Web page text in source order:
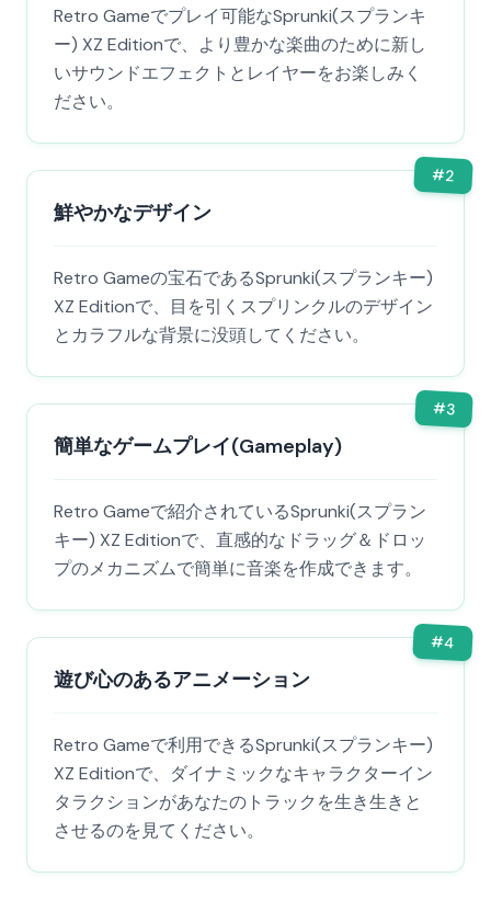
Retro Gameでプレイ可能なSprunki(スプランキ
ー) XZ Editionで、より豊かな楽曲のために新し
いサウンドエフェクトとレイヤーをお楽しみく
ださい。
#2
鮮やかなデザイン
Retro Gameの宝石であるSprunki(スプランキー)
XZ Editionで、目を引くスプリンクルのデザイン
とカラフルな背景に没頭してください。
#3
簡単なゲームプレイ(Gameplay)
Retro Gameで紹介されているSprunki(スプラン
キー) XZ Editionで、直感的なドラッグ＆ドロッ
プのメカニズムで簡単に音楽を作成できます。
#4
遊び心のあるアニメーション
Retro Gameで利用できるSprunki(スプランキー)
XZ Editionで、ダイナミックなキャラクターイン
タラクションがあなたのトラックを生き生きと
させるのを見てください。